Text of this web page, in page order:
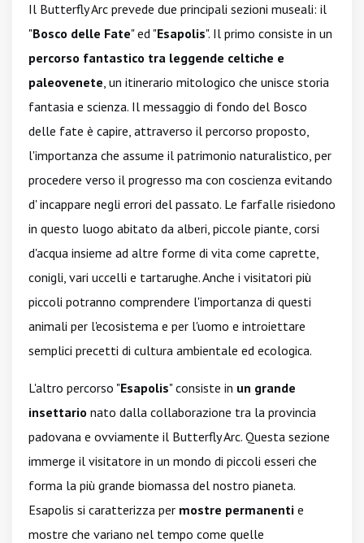
Il Butterfly Arc prevede due principali sezioni museali: il
"Bosco delle Fate" ed "Esapolis". Il primo consiste in un
percorso fantastico tra leggende celtiche e
paleovenete, un itinerario mitologico che unisce storia
fantasia e scienza. Il messaggio di fondo del Bosco
delle fate è capire, attraverso il percorso proposto,
l'importanza che assume il patrimonio naturalistico, per
procedere verso il progresso ma con coscienza evitando
d' incappare negli errori del passato. Le farfalle risiedono
in questo luogo abitato da alberi, piccole piante, corsi
d'acqua insieme ad altre forme di vita come caprette,
conigli, vari uccelli e tartarughe. Anche i visitatori più
piccoli potranno comprendere l'importanza di questi
animali per l'ecosistema e per l'uomo e introiettare
semplici precetti di cultura ambientale ed ecologica.
L'altro percorso "Esapolis" consiste in un grande
insettario nato dalla collaborazione tra la provincia
padovana e ovviamente il Butterfly Arc. Questa sezione
immerge il visitatore in un mondo di piccoli esseri che
forma la più grande biomassa del nostro pianeta.
Esapolis si caratterizza per mostre permanenti e
mostre che variano nel tempo come quelle